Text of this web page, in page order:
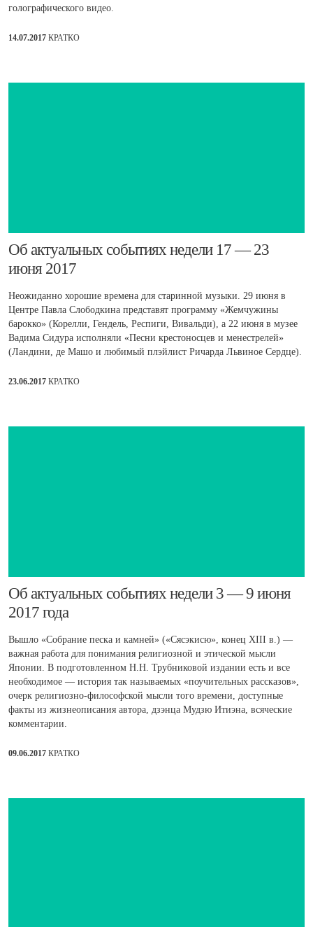
голографического видео.
14.07.2017 КРАТКО
Об актуальных событиях недели 17 — 23
июня 2017
Неожиданно хорошие времена для старинной музыки. 29 июня в
Центре Павла Слободкина представят программу «Жемчужины
барокко» (Корелли, Гендель, Респиги, Вивальди), а 22 июня в музее
Вадима Сидура исполняли «Песни крестоносцев и менестрелей»
(Ландини, де Машо и любимый плэйлист Ричарда Львиное Сердце).
23.06.2017 КРАТКО
​Об актуальных событиях недели 3 — 9 июня
2017 года
Вышло «Собрание песка и камней» («Сясэкисю», конец XIII в.) —
важная работа для понимания религиозной и этической мысли
Японии. В подготовленном Н.Н. Трубниковой издании есть и все
необходимое — история так называемых «поучительных рассказов»,
очерк религиозно-философской мысли того времени, доступные
факты из жизнеописания автора, дзэнца Мудзю Итиэна, всяческие
комментарии.
09.06.2017 КРАТКО